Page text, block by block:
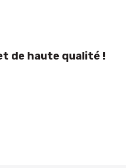
de haute qualité !